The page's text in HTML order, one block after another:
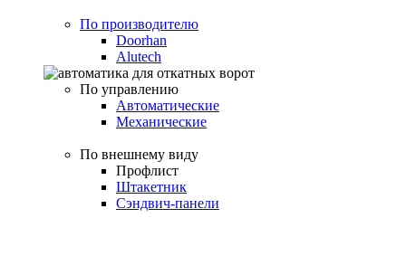
По производителю
Doorhan
Alutech
По управлению
Автоматические
Механические
По внешнему виду
Профлист
Штакетник
Сэндвич-панели